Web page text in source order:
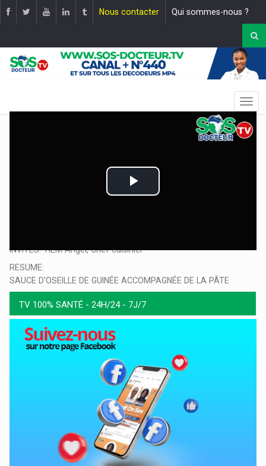
Nous contacter Qui sommes-nous ?
Play
INVITES: TIEM Angel, Chef cuisinier
RESUME:
SAUCE D'OSEILLE DE GUINÉE ACCOMPAGNÉE DE LA PÂTE
TV 100% SANTÉ - 24H/24 - 7J/7